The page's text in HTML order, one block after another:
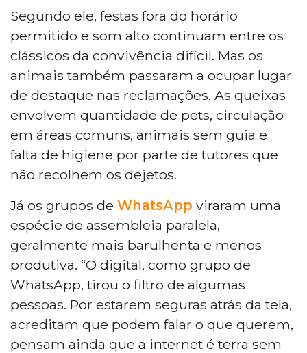
Segundo ele, festas fora do horário
permitido e som alto continuam entre os
clássicos da convivência difícil. Mas os
animais também passaram a ocupar lugar
de destaque nas reclamações. As queixas
envolvem quantidade de pets, circulação
em áreas comuns, animais sem guia e
falta de higiene por parte de tutores que
não recolhem os dejetos.
Já os grupos de WhatsApp viraram uma
espécie de assembleia paralela,
geralmente mais barulhenta e menos
produtiva. “O digital, como grupo de
WhatsApp, tirou o filtro de algumas
pessoas. Por estarem seguras atrás da tela,
acreditam que podem falar o que querem,
pensam ainda que a internet é terra sem